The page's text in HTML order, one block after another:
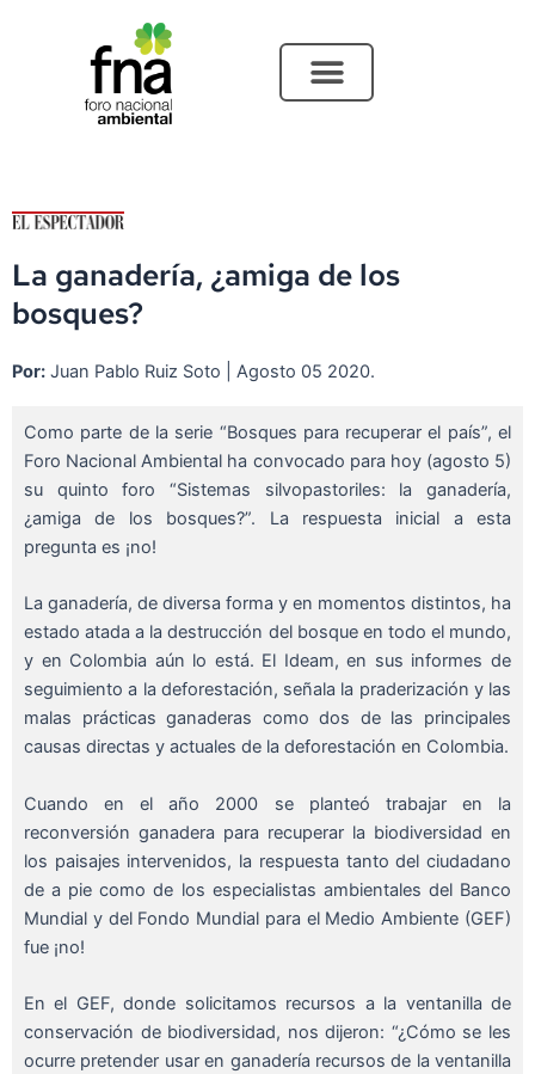
La ganadería, ¿amiga de los
bosques?
Por: Juan Pablo Ruiz Soto | Agosto 05 2020.
Como parte de la serie “Bosques para recuperar el país”, el
Foro Nacional Ambiental ha convocado para hoy (agosto 5)
su quinto foro “Sistemas silvopastoriles: la ganadería,
¿amiga de los bosques?”. La respuesta inicial a esta
pregunta es ¡no!
La ganadería, de diversa forma y en momentos distintos, ha
estado atada a la destrucción del bosque en todo el mundo,
y en Colombia aún lo está. El Ideam, en sus informes de
seguimiento a la deforestación, señala la praderización y las
malas prácticas ganaderas como dos de las principales
causas directas y actuales de la deforestación en Colombia.
Cuando en el año 2000 se planteó trabajar en la
reconversión ganadera para recuperar la biodiversidad en
los paisajes intervenidos, la respuesta tanto del ciudadano
de a pie como de los especialistas ambientales del Banco
Mundial y del Fondo Mundial para el Medio Ambiente (GEF)
fue ¡no!
En el GEF, donde solicitamos recursos a la ventanilla de
conservación de biodiversidad, nos dijeron: “¿Cómo se les
ocurre pretender usar en ganadería recursos de la ventanilla